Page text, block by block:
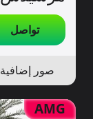
تواصل
صور إضافية
AMG